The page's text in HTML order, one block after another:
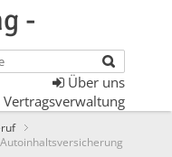
-
Über uns